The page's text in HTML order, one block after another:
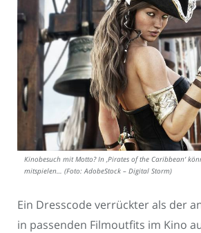
Kinobesuch mit Motto? In ‚Pirates of the Caribbean‘
mitspielen… (Foto: AdobeStock – Digital Storm)
Ein Dresscode verrückter als der
in passenden Filmoutfits im Kino